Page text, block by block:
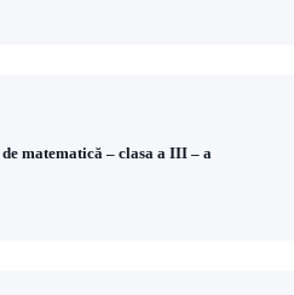
matematică – clasa a III – a